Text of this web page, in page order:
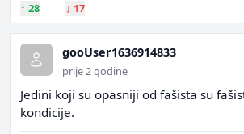
↑ 28 ↓ 17
gooUser1636914833
prije 2 godine
Jedini koji su opasniji od fašista su
kondicije.